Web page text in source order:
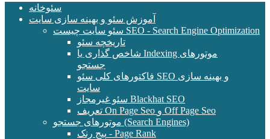
سئوخانه
آموزش سئو و بهینه سازی سایت
سئو سایت چیست SEO - Search Engine Optimization
تاریخچه سئو
شاخص گذاری یا Indexing موتورهای
جستجو
فاکتورهای کلی سئو SEO و بهینه سازی
سایت
سئو غیرمجاز Blackhat SEO
تعریف On Page Seo و Off Page Seo
موتورهای جستجو (Search Engines)
پیج رنک - Page Rank